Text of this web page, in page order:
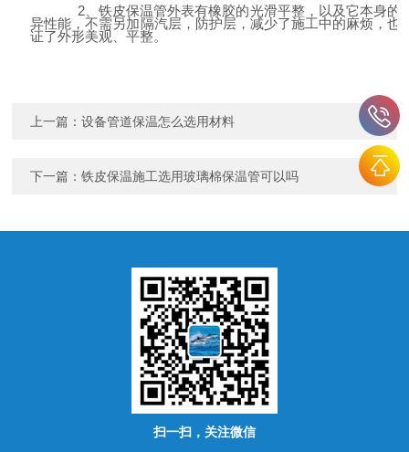
2、铁皮保温管外表有橡胶的光滑平整，以及它本身的
异性能，不需另加隔汽层，防护层，减少了施工中的麻烦，也
证了外形美观、平整。
上一篇：设备管道保温怎么选用材料
下一篇：铁皮保温施工选用玻璃棉保温管可以吗
扫一扫，关注微信